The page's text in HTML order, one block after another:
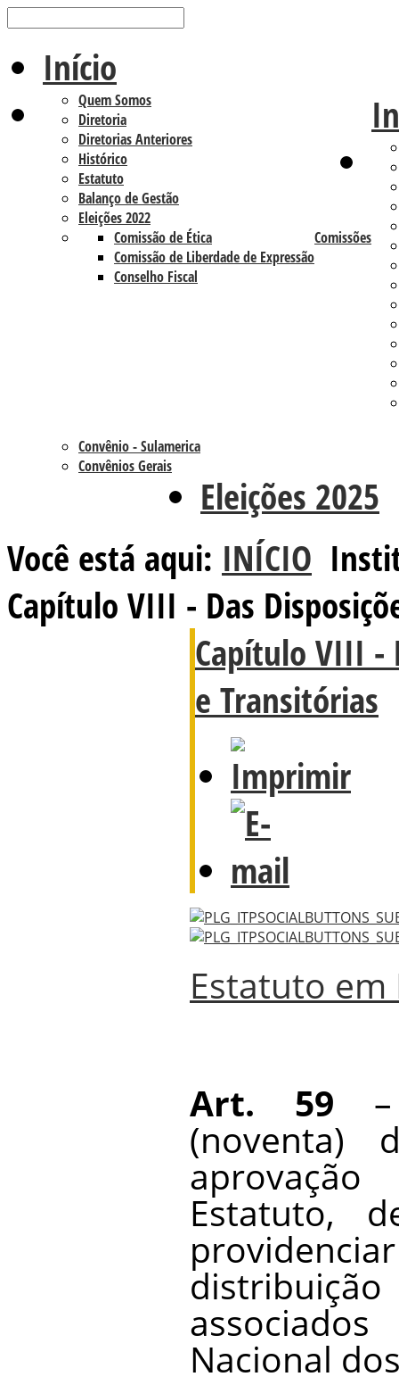
Início
Quem Somos
Diretoria
Diretorias Anteriores
Histórico
Estatuto
Balanço de Gestão
Eleições 2022
Comissões
Comissão de Ética
Comissão de Liberdade de Expressão
Conselho Fiscal
Convênio - Sulamerica
Convênios Gerais
Eleições 2025
Você está aqui: INÍCIO
Capítulo VIII - Das
Capítulo VIII -
e Transitórias
Estatuto em
Art. 59 –
(noventa)
Estatuto,
Nacional